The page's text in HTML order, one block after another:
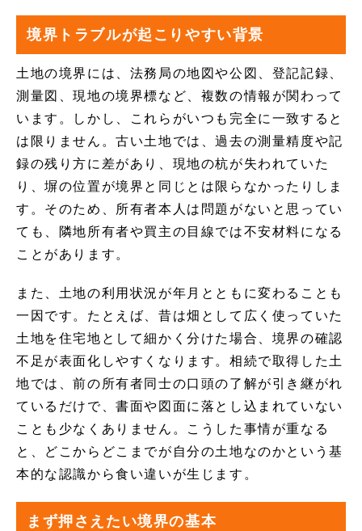
境界トラブルが起こりやすい背景
土地の境界には、法務局の地図や公図、登記記録、
測量図、現地の境界標など、複数の情報が関わって
います。しかし、これらがいつも完全に一致すると
は限りません。古い土地では、過去の測量精度や記
録の残り方に差があり、現地の杭が失われていた
り、塀の位置が境界と同じとは限らなかったりしま
す。そのため、所有者本人は問題がないと思ってい
ても、隣地所有者や買主の目線では不安材料になる
ことがあります。
また、土地の利用状況が年月とともに変わることも
一因です。たとえば、昔は畑として広く使っていた
土地を住宅地として細かく分けた場合、境界の確認
不足が表面化しやすくなります。相続で取得した土
地では、前の所有者同士の口頭の了解が引き継がれ
ているだけで、書面や図面に落とし込まれていない
ことも少なくありません。こうした事情が重なる
と、どこからどこまでが自分の土地なのかという基
本的な認識から食い違いが生じます。
まず押さえたい境界の基本